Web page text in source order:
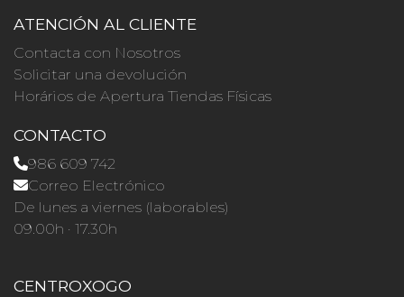
ATENCIÓN AL CLIENTE
Contacta con Nosotros
Solicitar una devolución
Horários de Apertura Tiendas Físicas
CONTACTO
986 609 742
Correo Electrónico
De lunes a viernes (laborables)
09.00h · 17.30h
CENTROXOGO